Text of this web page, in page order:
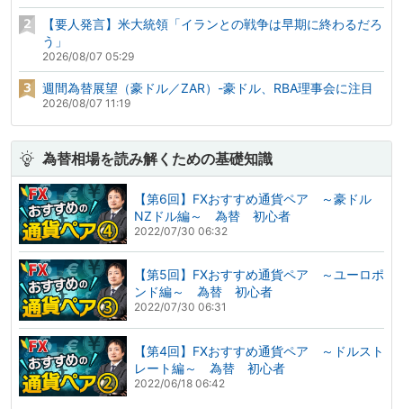
【要人発言】米大統領「イランとの戦争は早期に終わるだろ
う」
2026/08/07 05:29
週間為替展望（豪ドル／ZAR）-豪ドル、RBA理事会に注目
2026/08/07 11:19
為替相場を読み解くための基礎知識
【第6回】FXおすすめ通貨ペア ～豪ドル
NZドル編～ 為替 初心者
2022/07/30 06:32
【第5回】FXおすすめ通貨ペア ～ユーロポ
ンド編～ 為替 初心者
2022/07/30 06:31
【第4回】FXおすすめ通貨ペア ～ドルスト
レート編～ 為替 初心者
2022/06/18 06:42